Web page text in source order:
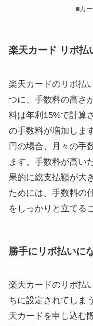
■カ
楽天カード リボ払
楽天カードのリボ払
つに、手数料の高さ
料は年利15%で計算
の手数料が増加しま
円の場合、月々の手
ます。手数料が高い
果的に総支払額が大
ためには、手数料の
をしっかりと立てる
勝手にリボ払いに
楽天カードのリボ払
ちに設定されてしま
天カードを申し込む